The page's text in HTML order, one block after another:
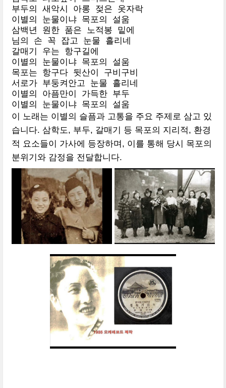
부두의 새악시 아롱 젖은 옷자락
이별의 눈물이냐 목포의 설움
삼백년 원한 품은 노적봉 밑에
님의 손 꼭 잡고 눈물 흘리네
갈매기 우는 항구길에
이별의 눈물이냐 목포의 설움
목포는 항구다 뒷산이 구비구비
서로가 부둥켜안고 눈물 흘리네
이별의 아픔만이 가득한 부두
이별의 눈물이냐 목포의 설움
이 노래는 이별의 슬픔과 고통을 주요 주제로 삼고 있
습니다. 삼학도, 부두, 갈매기 등 목포의 지리적, 환경
적 요소들이 가사에 등장하며, 이를 통해 당시 목포의
분위기와 감정을 전달합니다.